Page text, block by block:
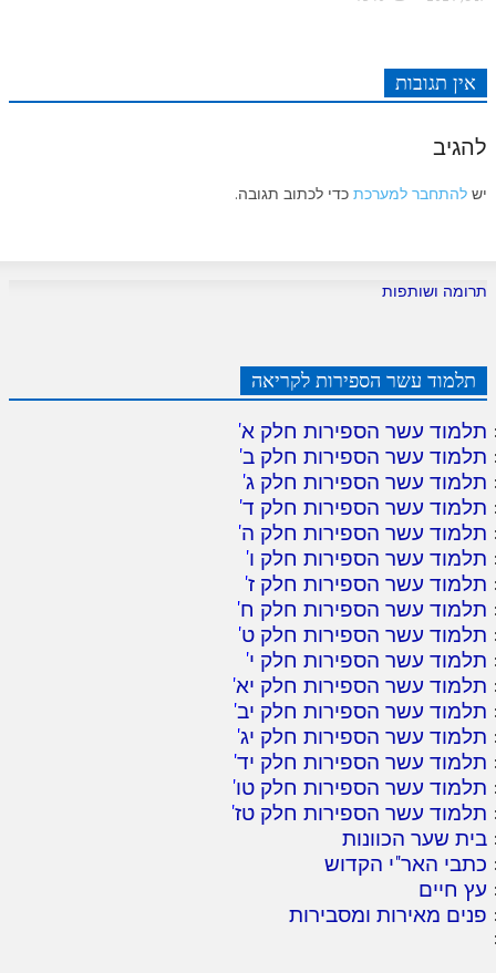
אין תגובות
להגיב
יש להתחבר למערכת כדי לכתוב תגובה.
תרומה ושותפות
תלמוד עשר הספירות לקריאה
תלמוד עשר הספירות חלק א'
תלמוד עשר הספירות חלק ב'
תלמוד עשר הספירות חלק ג'
תלמוד עשר הספירות חלק ד'
תלמוד עשר הספירות חלק ה'
תלמוד עשר הספירות חלק ו'
תלמוד עשר הספירות חלק ז'
תלמוד עשר הספירות חלק ח'
תלמוד עשר הספירות חלק ט'
תלמוד עשר הספירות חלק י'
תלמוד עשר הספירות חלק יא'
תלמוד עשר הספירות חלק יב'
תלמוד עשר הספירות חלק יג'
תלמוד עשר הספירות חלק יד'
תלמוד עשר הספירות חלק טו'
תלמוד עשר הספירות חלק טז'
בית שער הכוונות
כתבי האר"י הקדוש
עץ חיים
פנים מאירות ומסבירות